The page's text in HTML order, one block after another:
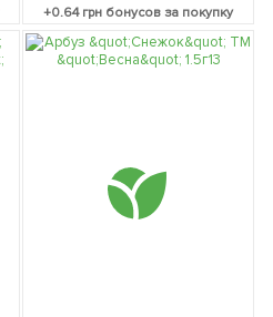
+0.64грн бонусов за покупку